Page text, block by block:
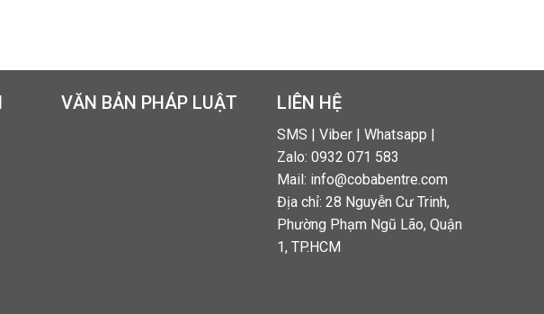
VĂN BẢN PHÁP LUẬT LIÊN HỆ
SMS | Viber | Whatsapp |
Zalo: 0932 071 583
Mail: info@cobabentre.com
Địa chỉ: 28 Nguyễn Cư Trinh,
Phường Phạm Ngũ Lão, Quận
1, TP.HCM